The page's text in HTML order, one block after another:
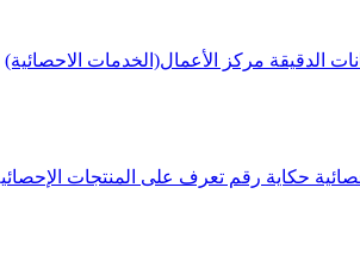
الدقيقة مركز الأعمال(الخدمات الاحصائية)
حكاية رقم تعرف على المنتجات